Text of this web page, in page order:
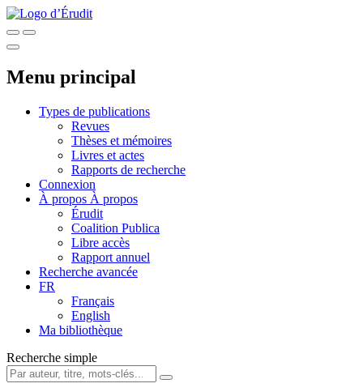
Menu principal
Types de publications
Revues
Thèses et mémoires
Livres et actes
Rapports de recherche
Connexion
À propos À propos
Érudit
Coalition Publica
Libre accès
Rapport annuel
Recherche avancée
FR
Français
English
Ma bibliothèque
Recherche simple